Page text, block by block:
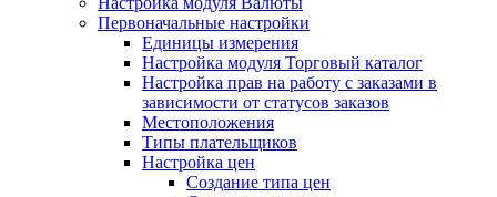
Первоначальные настройки
Единицы измерения
Настройка модуля Торговый каталог
Настройка прав на работу с заказами в
зависимости от статусов заказов
Местоположения
Типы плательщиков
Настройка цен
Создание типа цен